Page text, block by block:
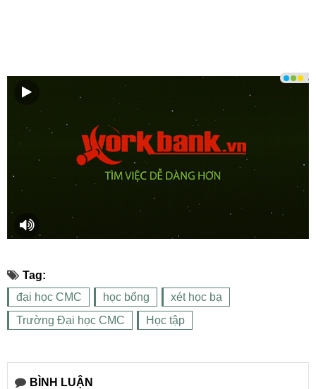
Tag:
đại học CMC
học bổng
xét học bạ
Trường Đại học CMC
Học tập
BÌNH LUẬN